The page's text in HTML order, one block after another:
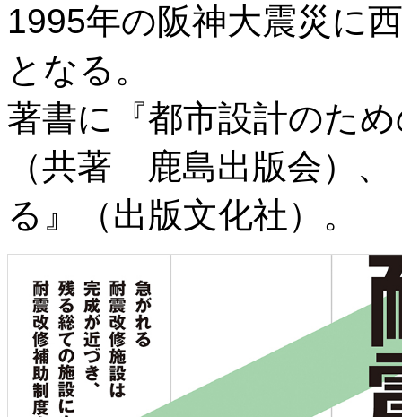
1995年の阪神大震災に
となる。
著書に『都市設計のた
（共著 鹿島出版会）
る』（出版文化社）。